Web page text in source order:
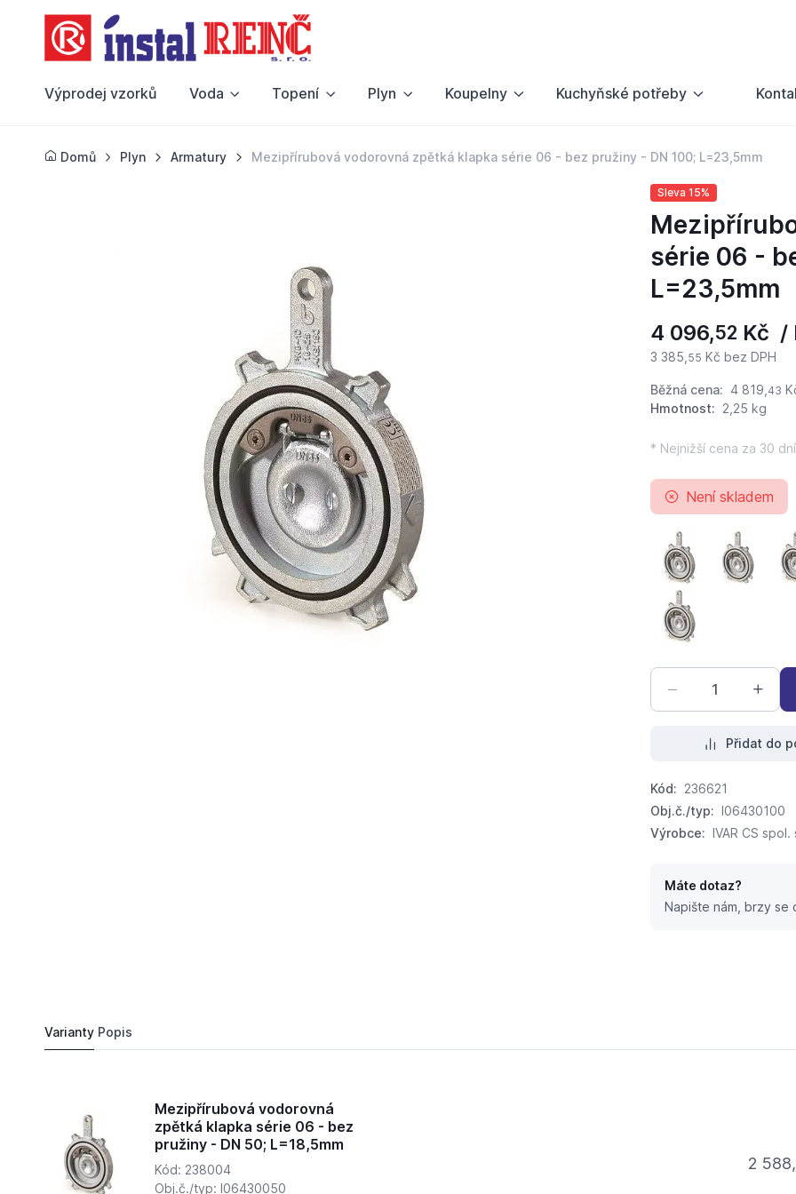
Výprodej vzorků Voda Topení Plyn Koupelny Kuchyňské potřeby
Domů Plyn Armatury Mezipřírubová vodorovná zpětká klapka série 06 - bez pružiny - DN 100; L=23,5mm
Sleva 15%
série 06 -
L=23,5mm
4 096,52 Kč /
3 385, 55 Kč bez DPH
Běžná cena: 4 819, 43
Hmotnost: 2,25 kg
* Nejnižší cena za 30 dní
Není skladem
Mezipřírubová
Mezipřírubová
Přidat do
Kód: 236621
Obj.č./typ: I06430100
Výrobce: IVAR CS spol.
Máte dotaz?
Napište nám, brzy se
Varianty Popis
Mezipřírubová vodorovná
zpětká klapka série 06 - bez
pružiny - DN 50; L=18,5mm
Kód: 238004
Obj.č./typ: I06430050
2 588,